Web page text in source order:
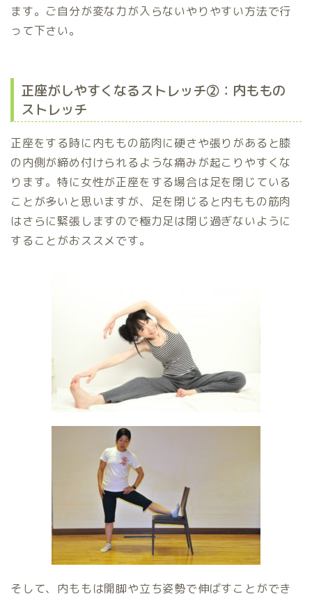
ます。ご自分が変な力が入らないやりやすい方法で行
って下さい。
正座がしやすくなるストレッチ②：内ももの
ストレッチ
正座をする時に内ももの筋肉に硬さや張りがあると膝
の内側が締め付けられるような痛みが起こりやすくな
ります。特に女性が正座をする場合は足を閉じている
ことが多いと思いますが、足を閉じると内ももの筋肉
はさらに緊張しますので極力足は閉じ過ぎないように
することがおススメです。
そして、内ももは開脚や立ち姿勢で伸ばすことができ